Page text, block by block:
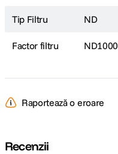
Tip Filtru ND
Factor filtru ND1000
Raportează o eroare
Recenzii